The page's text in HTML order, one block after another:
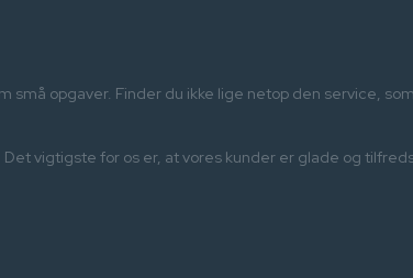
opgaver. Finder du ikke lige netop den service,
vigtigste for os er, at vores kunder er glade og